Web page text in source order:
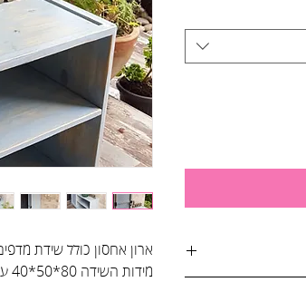
ארון אחסון כולל שידת
מידות השידה 80*50*40 עומק